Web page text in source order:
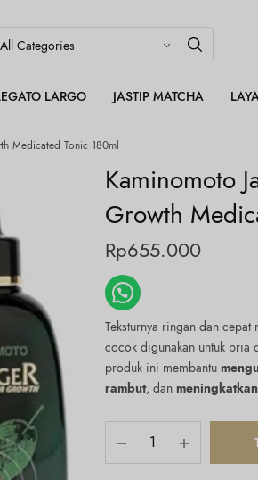
LARGO JASTIP MATCHA
Medicated Tonic 180ml
Kaminomoto
Growth
Rp655.000
Teksturnya ringan dan
cocok digunakan untuk pria
produk ini membantu
rambut, dan